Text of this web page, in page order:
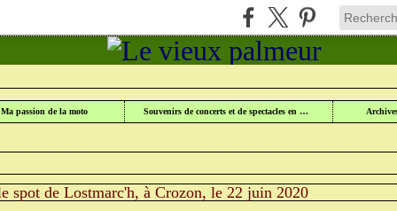
Ma passion de la moto Souvenirs de concerts et de spectacles en Lorraine
> CATEGORIES SURFEURS
spot de Lostmarc'h, à Crozon, le 22 juin 2020